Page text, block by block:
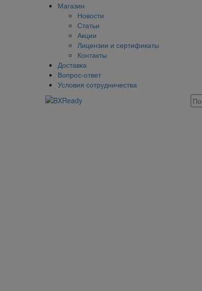
Магазин
Новости
Статьи
Акции
Лицензии и сертификаты
Контакты
Доставка
Вопрос-ответ
Условия сотрудничества